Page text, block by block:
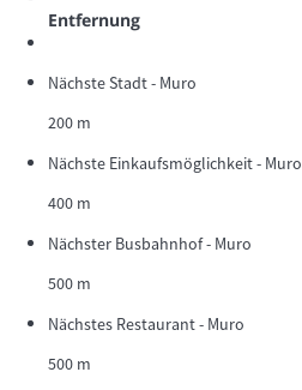
Entfernung
Nächste Stadt - Muro
200 m
Nächste Einkaufsmöglichkeit - Muro
400 m
Nächster Busbahnhof - Muro
500 m
Nächstes Restaurant - Muro
500 m